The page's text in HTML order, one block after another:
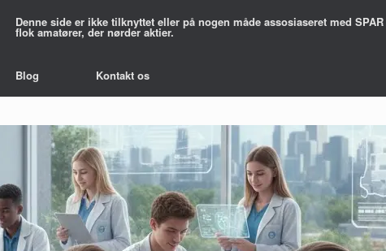
Denne side er ikke tilknyttet eller på nogen måde assosiaseret med
flok amatører, der nørder aktier.
Blog Kontakt os